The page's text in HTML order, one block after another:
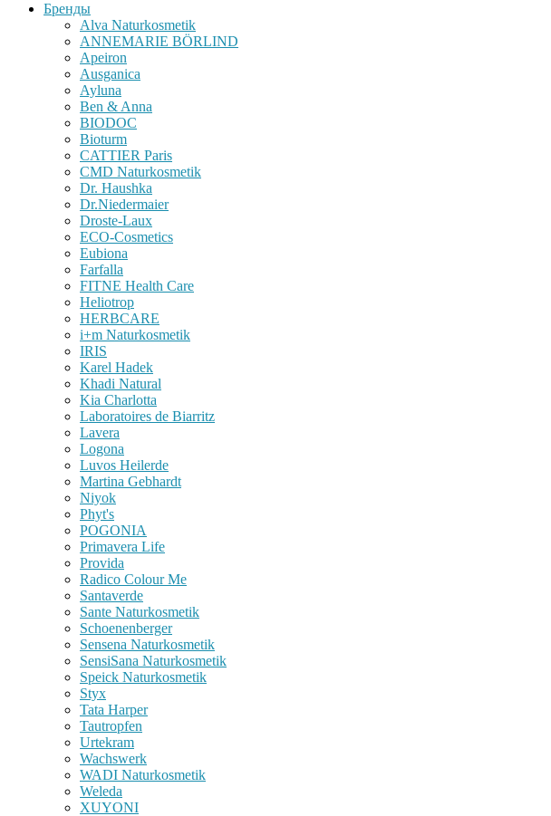
Бренды
Alva Naturkosmetik
ANNEMARIE BÖRLIND
Apeiron
Ausganica
Ayluna
Ben & Anna
BIODOC
Bioturm
CATTIER Paris
CMD Naturkosmetik
Dr. Haushka
Dr.Niedermaier
Droste-Laux
ECO-Cosmetics
Eubiona
Farfalla
FITNE Health Care
Heliotrop
HERBCARE
i+m Naturkosmetik
IRIS
Karel Hadek
Khadi Natural
Kia Charlotta
Laboratoires de Biarritz
Lavera
Logona
Luvos Heilerde
Martina Gebhardt
Niyok
Phyt's
POGONIA
Primavera Life
Provida
Radico Colour Me
Santaverde
Sante Naturkosmetik
Schoenenberger
Sensena Naturkosmetik
SensiSana Naturkosmetik
Speick Naturkosmetik
Styx
Tata Harper
Tautropfen
Urtekram
Wachswerk
WADI Naturkosmetik
Weleda
XUYONI